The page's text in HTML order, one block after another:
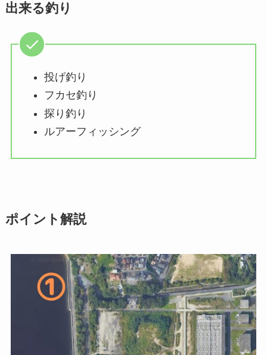
出来る釣り
投げ釣り
フカセ釣り
探り釣り
ルアーフィッシング
ポイント解説